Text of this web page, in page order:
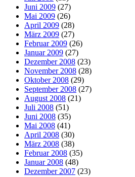
Juni 2009 (27)
Mai 2009 (26)
April 2009 (28)
März 2009 (27)
Februar 2009 (26)
Januar 2009 (27)
Dezember 2008 (23)
November 2008 (28)
Oktober 2008 (29)
September 2008 (27)
August 2008 (21)
Juli 2008 (51)
Juni 2008 (35)
Mai 2008 (41)
April 2008 (30)
März 2008 (38)
Februar 2008 (35)
Januar 2008 (48)
Dezember 2007 (23)